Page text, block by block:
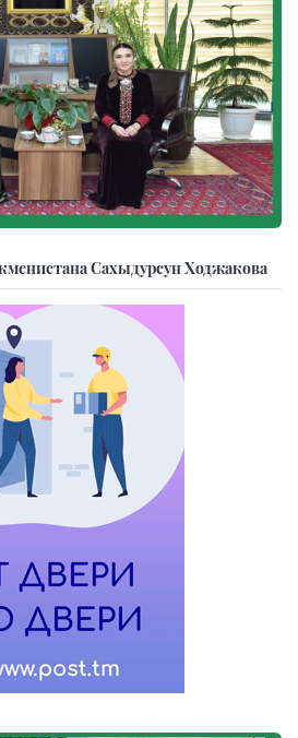
Сахыдурсун Ходжакова